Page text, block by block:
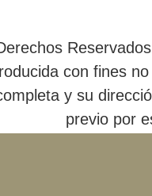
con fines
y su
previo por